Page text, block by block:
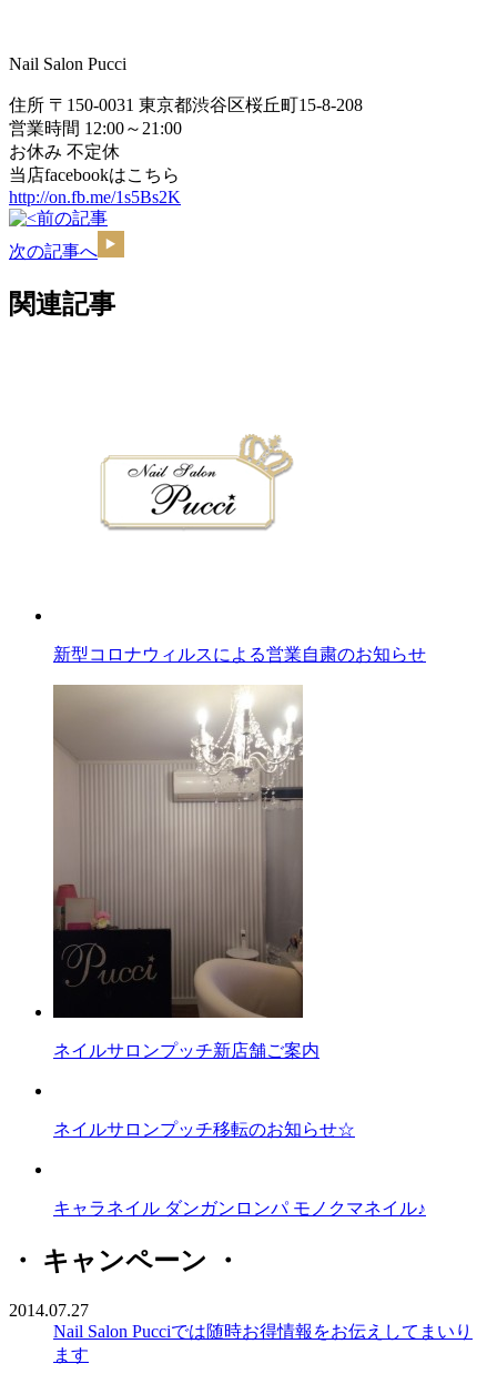
Nail Salon Pucci
住所 〒150-0031 東京都渋谷区桜丘町15-8-208
営業時間 12:00～21:00
お休み 不定休
当店facebookはこちら
http://on.fb.me/1s5Bs2K
前の記事
次の記事へ
関連記事
新型コロナウィルスによる営業自粛のお知らせ
ネイルサロンプッチ新店舗ご案内
ネイルサロンプッチ移転のお知らせ☆
キャラネイル ダンガンロンパ モノクマネイル♪
・ キャンペーン ・
2014.07.27
Nail Salon Pucciでは随時お得情報をお伝えしてまいり
ます